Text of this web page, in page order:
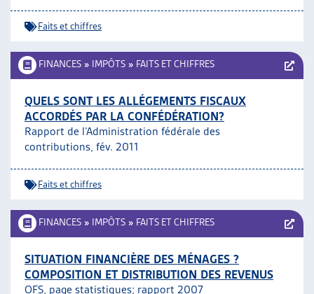
Faits et chiffres
FINANCES » IMPÔTS » FAITS ET CHIFFRES
QUELS SONT LES ALLÉGEMENTS FISCAUX
ACCORDÉS PAR LA CONFÉDÉRATION?
Rapport de l’Administration fédérale des
contributions, fév. 2011
Faits et chiffres
FINANCES » IMPÔTS » FAITS ET CHIFFRES
SITUATION FINANCIÈRE DES MÉNAGES ?
COMPOSITION ET DISTRIBUTION DES REVENUS
OFS, page statistiques; rapport 2007